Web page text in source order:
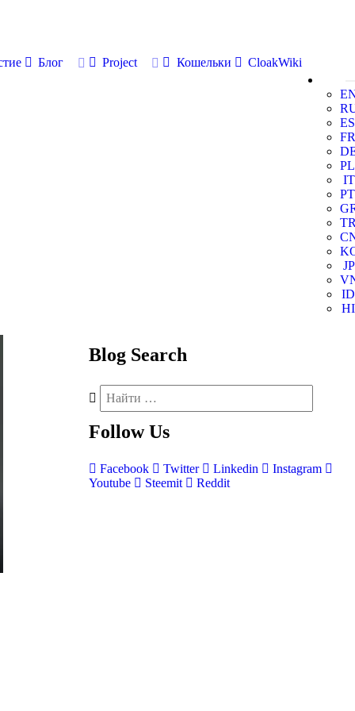
Блог Project Кошельки
CloakWiki
ES
FR
PL
IT
PT
JP
ID
HI
Blog Search
Follow Us
Facebook Twitter Linkedin
Instagram
Youtube
Steemit Reddit